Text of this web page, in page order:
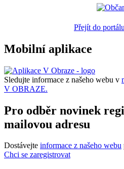
Přejít do
Mobilní aplikace
Sledujte informace z našeho webu v
V OBRAZE.
Pro odběr novinek
mailovou adresu
Dostávejte informace z našeho webu
Chci se zaregistrovat